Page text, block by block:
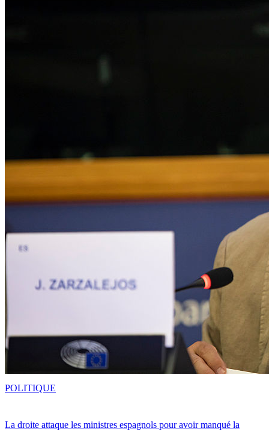
La droite attaque les ministres espagnols pour avoir manqué la
POLITIQUE